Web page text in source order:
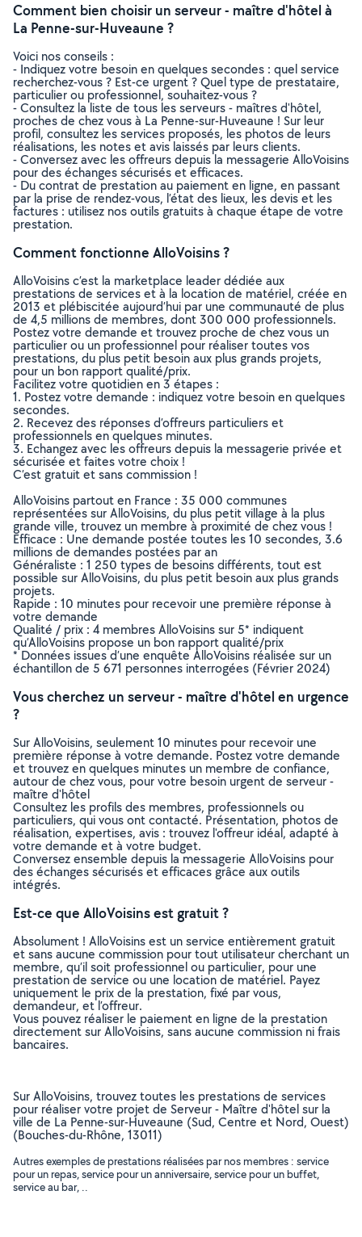
Comment bien choisir un serveur - maître d'hôtel à
La Penne-sur-Huveaune ?
Voici nos conseils :
- Indiquez votre besoin en quelques secondes : quel service
recherchez-vous ? Est-ce urgent ? Quel type de prestataire,
particulier ou professionnel, souhaitez-vous ?
- Consultez la liste de tous les serveurs - maîtres d'hôtel,
proches de chez vous à La Penne-sur-Huveaune ! Sur leur
profil, consultez les services proposés, les photos de leurs
réalisations, les notes et avis laissés par leurs clients.
- Conversez avec les offreurs depuis la messagerie AlloVoisins
pour des échanges sécurisés et efficaces.
- Du contrat de prestation au paiement en ligne, en passant
par la prise de rendez-vous, l’état des lieux, les devis et les
factures : utilisez nos outils gratuits à chaque étape de votre
prestation.
Comment fonctionne AlloVoisins ?
AlloVoisins c’est la marketplace leader dédiée aux
prestations de services et à la location de matériel, créée en
2013 et plébiscitée aujourd’hui par une communauté de plus
de 4,5 millions de membres, dont 300 000 professionnels.
Postez votre demande et trouvez proche de chez vous un
particulier ou un professionnel pour réaliser toutes vos
prestations, du plus petit besoin aux plus grands projets,
pour un bon rapport qualité/prix.
Facilitez votre quotidien en 3 étapes :
1. Postez votre demande : indiquez votre besoin en quelques
secondes.
2. Recevez des réponses d’offreurs particuliers et
professionnels en quelques minutes.
3. Echangez avec les offreurs depuis la messagerie privée et
sécurisée et faites votre choix !
C’est gratuit et sans commission !
AlloVoisins partout en France : 35 000 communes
représentées sur AlloVoisins, du plus petit village à la plus
grande ville, trouvez un membre à proximité de chez vous !
Efficace : Une demande postée toutes les 10 secondes, 3.6
millions de demandes postées par an
Généraliste : 1 250 types de besoins différents, tout est
possible sur AlloVoisins, du plus petit besoin aux plus grands
projets.
Rapide : 10 minutes pour recevoir une première réponse à
votre demande
Qualité / prix : 4 membres AlloVoisins sur 5* indiquent
qu’AlloVoisins propose un bon rapport qualité/prix
* Données issues d’une enquête AlloVoisins réalisée sur un
échantillon de 5 671 personnes interrogées (Février 2024)
Vous cherchez un serveur - maître d'hôtel en urgence
?
Sur AlloVoisins, seulement 10 minutes pour recevoir une
première réponse à votre demande. Postez votre demande
et trouvez en quelques minutes un membre de confiance,
autour de chez vous, pour votre besoin urgent de serveur -
maître d'hôtel
Consultez les profils des membres, professionnels ou
particuliers, qui vous ont contacté. Présentation, photos de
réalisation, expertises, avis : trouvez l'offreur idéal, adapté à
votre demande et à votre budget.
Conversez ensemble depuis la messagerie AlloVoisins pour
des échanges sécurisés et efficaces grâce aux outils
intégrés.
Est-ce que AlloVoisins est gratuit ?
Absolument ! AlloVoisins est un service entièrement gratuit
et sans aucune commission pour tout utilisateur cherchant un
membre, qu’il soit professionnel ou particulier, pour une
prestation de service ou une location de matériel. Payez
uniquement le prix de la prestation, fixé par vous,
demandeur, et l’offreur.
Vous pouvez réaliser le paiement en ligne de la prestation
directement sur AlloVoisins, sans aucune commission ni frais
bancaires.
Sur AlloVoisins, trouvez toutes les prestations de services
pour réaliser votre projet de Serveur - Maître d'hôtel sur la
ville de La Penne-sur-Huveaune (Sud, Centre et Nord, Ouest)
(Bouches-du-Rhône, 13011)
Autres exemples de prestations réalisées par nos membres : service
pour un repas, service pour un anniversaire, service pour un buffet,
service au bar, ..